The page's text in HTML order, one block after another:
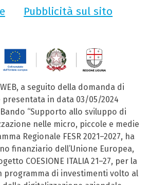
Pubblicità sul sito
WEB, a seguito della domanda di
presentata in data 03/05/2024
“Supporto allo sviluppo di
nelle micro, piccole e medie
Regionale FESR 2021–2027, ha
finanziario dell’Unione Europea,
COESIONE ITALIA 21–27, per la
programma di investimenti volto al